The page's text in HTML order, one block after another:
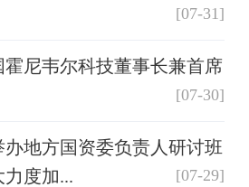
[07-31]
尼韦尔科技董事长兼首席
[07-30]
地方国资委负责人研讨班
度加...
[07-29]